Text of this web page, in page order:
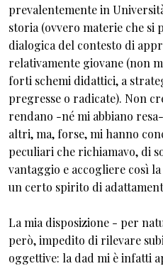
prevalentemente in
storia (ovvero materie che si
dialogica del contesto di
relativamente giovane (non
forti schemi didattici, a
pregresse o radicate). Non
rendano -né mi abbiano
altri, ma, forse, mi hanno
peculiari che richiamavo, di
vantaggio e accogliere così
un certo spirito di
La mia disposizione - per
però, impedito di rilevare
oggettive: la dad mi è infatti